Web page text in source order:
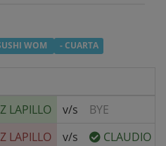
WOM - CUARTA
LAPILLO v/s
BYE
LAPILLO v/s CLAUDIO